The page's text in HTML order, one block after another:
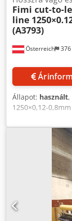
Österreich
Fimi cut-to-
line
(A3793)
Állapot: használt,
1250×0,12-
amely a fémet a
gép jó
vállalatok
: 1982 Felújítás :
Ce-jelölés : 2019
Acfjkr
min. 300 x 500
Munkasebesség